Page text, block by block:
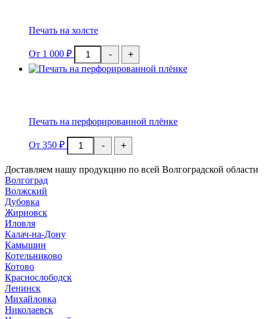
Печать на холсте
От 1 000 ₽ -
Количество
товара
Печать
+
Печать на перфорированной плёнке
От 350 ₽ -
Количество
товара
на
+
Доставляем нашу продукцию по всей Волгоградской области
Волгоград
Волжский
Дубовка
Жирновск
Иловля
Калач-на-Дону
Камышин
Котельниково
Котово
Краснослободск
Ленинск
Михайловка
Николаевск